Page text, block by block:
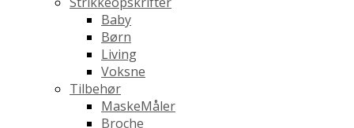
Baby
Børn
Living
Voksne
Tilbehør
MaskeMåler
Broche